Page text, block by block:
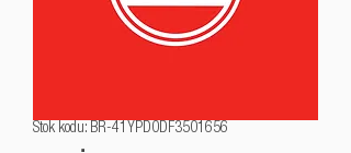
Stok kodu: BR-41YPD0DF3501656